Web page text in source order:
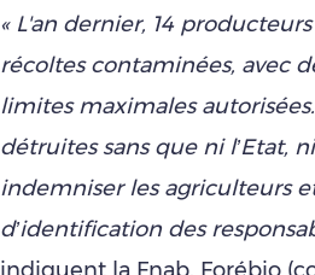
« L'an dernier, 14
récoltes contaminées, avec
limites maximales
détruites sans que ni l’Etat,
indemniser les agriculteurs
d’identification des